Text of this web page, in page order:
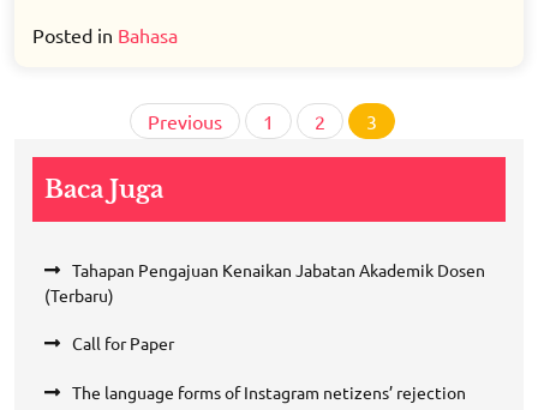
Posted in Bahasa
Posts
pagination
Previous 1 2 3
Baca Juga
Tahapan Pengajuan Kenaikan Jabatan Akademik Dosen
(Terbaru)
Call for Paper
The language forms of Instagram netizens’ rejection